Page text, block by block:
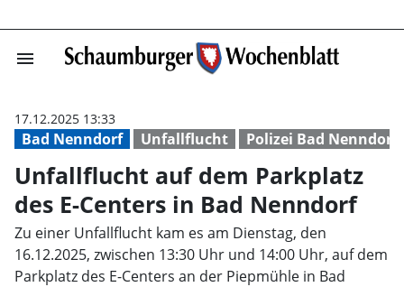
menu Unfallflucht auf
Bad Nenndorf Unfallflucht Polizei Bad Nenndorf
17.12.2025 13:33
Unfallflucht auf dem Parkplatz
des E-Centers in Bad Nenndorf
Zu einer Unfallflucht kam es am Dienstag, den
16.12.2025, zwischen 13:30 Uhr und 14:00 Uhr, auf dem
Parkplatz des E-Centers an der Piepmühle in Bad